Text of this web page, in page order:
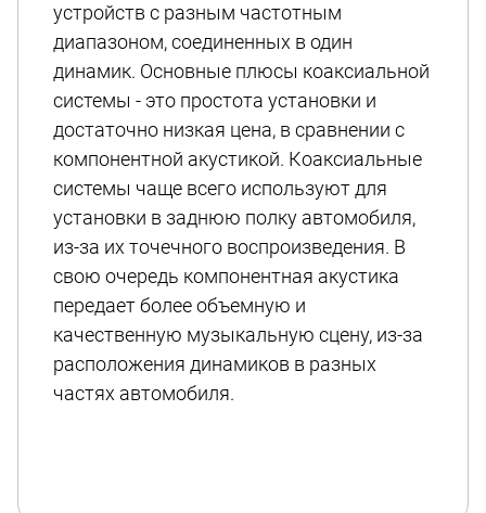
устройств с разным частотным
диапазоном, соединенных в один
динамик. Основные плюсы коаксиальной
системы - это простота установки и
достаточно низкая цена, в сравнении с
компонентной акустикой. Коаксиальные
системы чаще всего используют для
установки в заднюю полку автомобиля,
из-за их точечного воспроизведения. В
свою очередь компонентная акустика
передает более объемную и
качественную музыкальную сцену, из-за
расположения динамиков в разных
частях автомобиля.